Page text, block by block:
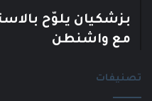
بزشكيان يلوّح
مع واشنطن
تصنيفات